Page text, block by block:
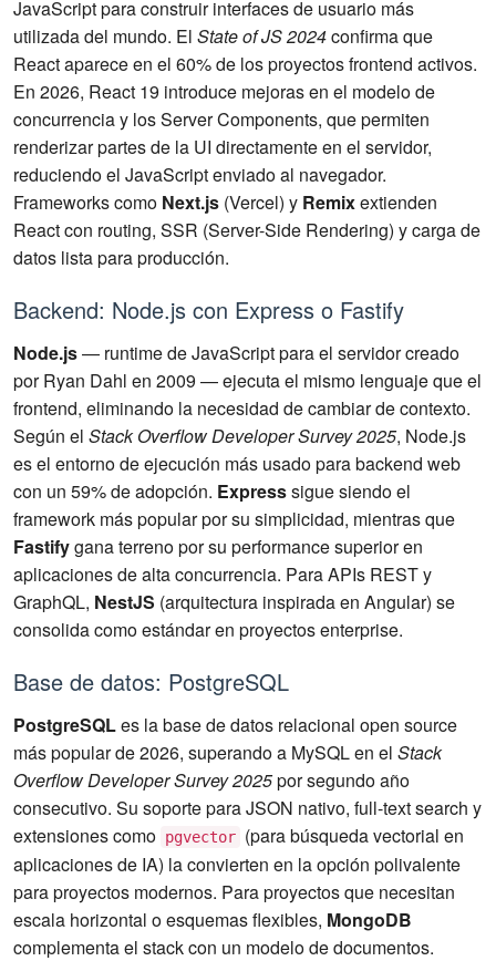
JavaScript para construir interfaces de usuario más
utilizada del mundo. El State of JS 2024confirma que
React aparece en el 60% de los proyectos frontend activos.
En 2026, React 19 introduce mejoras en el modelo de
concurrencia y los Server Components, que permiten
renderizar partes de la UI directamente en el servidor,
reduciendo el JavaScript enviado al navegador.
Frameworks como Next.js (Vercel) y Remixextienden
React con routing, SSR (Server-Side Rendering) y carga de
datos lista para producción.
Backend: Node.js con Express o Fastify
Node.js— runtime de JavaScript para el servidor creado
por Ryan Dahl en 2009 — ejecuta el mismo lenguaje que el
frontend, eliminando la necesidad de cambiar de contexto.
Según el Stack Overflow Developer Survey 2025, Node.js
es el entorno de ejecución más usado para backend web
con un 59% de adopción. Expresssigue siendo el
framework más popular por su simplicidad, mientras que
Fastifygana terreno por su performance superior en
aplicaciones de alta concurrencia. Para APIs REST y
GraphQL, NestJS (arquitectura inspirada en Angular) se
consolida como estándar en proyectos enterprise.
Base de datos: PostgreSQL
PostgreSQLes la base de datos relacional open source
más popular de 2026, superando a MySQL en el Stack
Overflow Developer Survey 2025por segundo año
consecutivo. Su soporte para JSON nativo, full-text search y
extensiones como pgvector (para búsqueda vectorial en
aplicaciones de IA) la convierten en la opción polivalente
para proyectos modernos. Para proyectos que necesitan
escala horizontal o esquemas flexibles, MongoDB
complementa el stack con un modelo de documentos.